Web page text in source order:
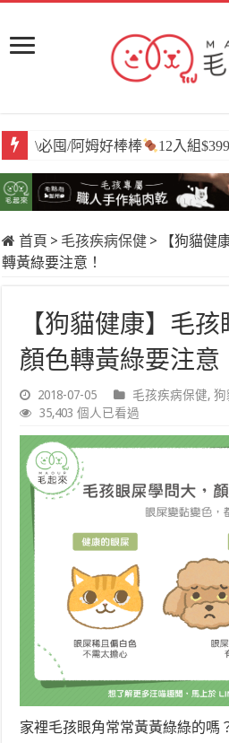
\必囤/阿姆好棒棒 12入組$399
首頁 > 毛孩疾病保健 >
【狗貓健
轉黃綠要注意！
【狗貓健康】毛孩
顏色轉黃綠要注意
2018-07-05 毛孩疾病保健,狗
35,403 個人已看過
家裡毛孩眼角常常黃黃綠綠的嗎